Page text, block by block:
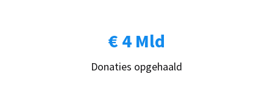
€ 4 Mld
Donaties opgehaald